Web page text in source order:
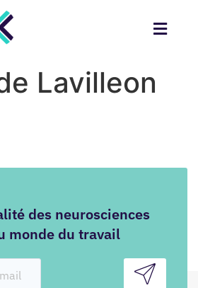
Lavilleon
des neurosciences
monde du travail